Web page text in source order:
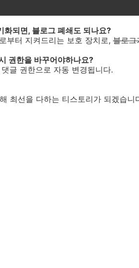
화되면, 블로그 폐쇄도 되나요?
부터 지켜드리는 보호 장치로, 블로그
권한을 바꾸어야하나요?
글 권한으로 자동 변경됩니다.
최선을 다하는 티스토리가 되겠습니